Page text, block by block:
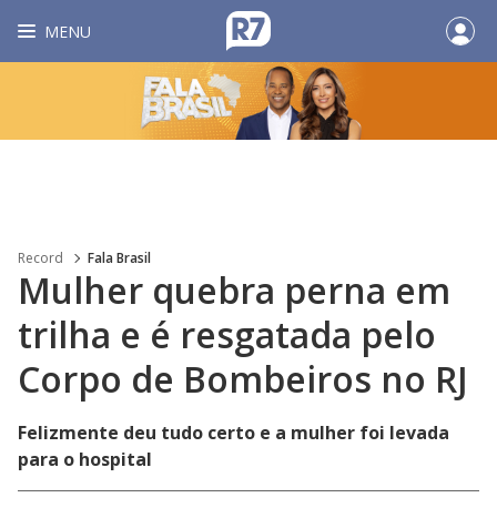
MENU
Record Fala Brasil
Mulher quebra perna em
trilha e é resgatada pelo
Corpo de Bombeiros no RJ
Felizmente deu tudo certo e a mulher foi levada
para o hospital